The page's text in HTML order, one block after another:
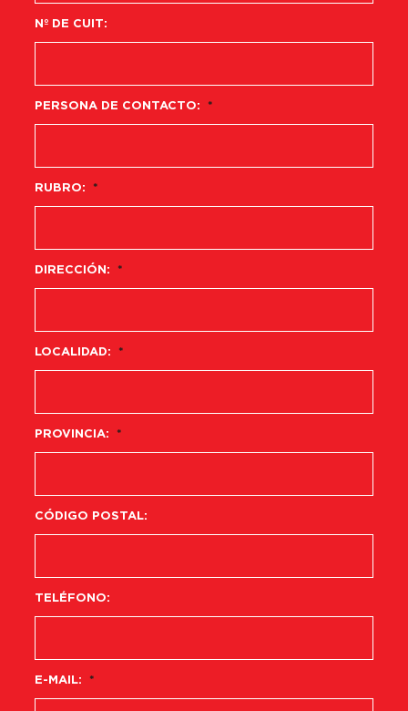
Nº DE CUIT:
PERSONA DE CONTACTO: *
RUBRO: *
DIRECCIÓN: *
LOCALIDAD: *
PROVINCIA: *
CÓDIGO POSTAL:
TELÉFONO:
E-MAIL: *